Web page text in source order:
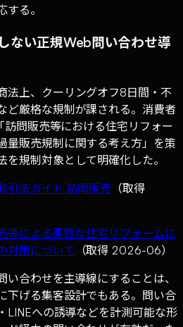
る。
ない正規Web問い合わせ導
法上、クーリングオフ8日間・不
ど厳格な規制が課される。消費者
問販売等における住宅リフォー
量販売規制に関する考え方」を策
規制対象として明確化した。
引法ガイド 訪問販売 （取得
等による悪質な住宅リフォームに
対策について （取得 2026-06）
い合わせを主導線にすることは、
下げる集客設計でもある。問い合
LINEへの誘導などを計測可能な形